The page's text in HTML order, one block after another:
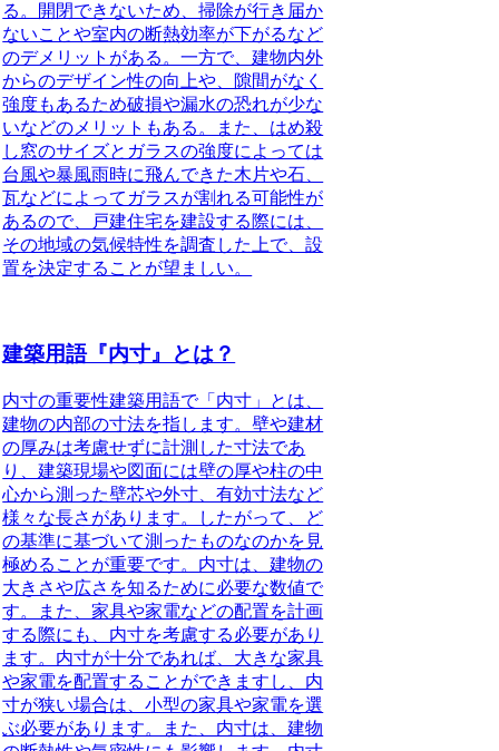
る。開閉できないため、掃除が行き届か
ないことや室内の断熱効率が下がるなど
のデメリットがある。一方で、建物内外
からのデザイン性の向上や、隙間がなく
強度もあるため破損や漏水の恐れが少な
いなどのメリットもある。また、はめ殺
し窓のサイズとガラスの強度によっては
台風や暴風雨時に飛んできた木片や石、
瓦などによってガラスが割れる可能性が
あるので、戸建住宅を建設する際には、
その地域の気候特性を調査した上で、設
置を決定することが望ましい。
建築用語『内寸』とは？
内寸の重要性建築用語で「内寸」とは、
建物の内部の寸法を指します。壁や建材
の厚みは考慮せずに計測した寸法であ
り、建築現場や図面には壁の厚や柱の中
心から測った壁芯や外寸、有効寸法など
様々な長さがあります。したがって、ど
の基準に基づいて測ったものなのかを見
極めることが重要です。内寸は、建物の
大きさや広さを知るために必要な数値で
す。また、家具や家電などの配置を計画
する際にも、内寸を考慮する必要があり
ます。内寸が十分であれば、大きな家具
や家電を配置することができますし、内
寸が狭い場合は、小型の家具や家電を選
ぶ必要があります。また、内寸は、建物